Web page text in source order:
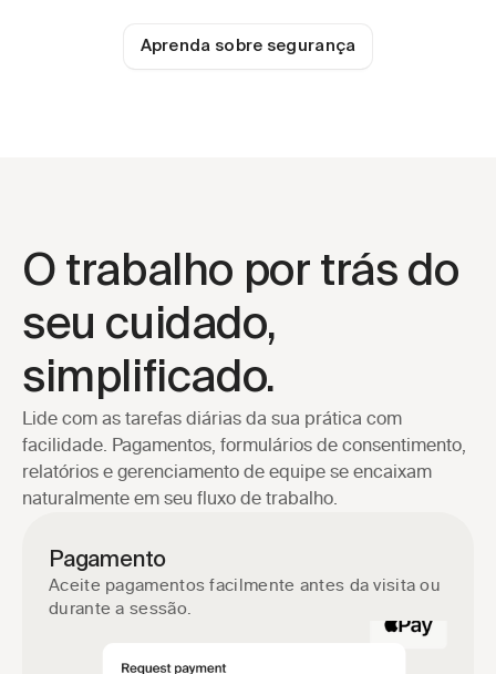
Aprenda sobre segurança
O trabalho por trás do
seu cuidado,
simplificado.
Lide com as tarefas diárias da sua prática com
facilidade. Pagamentos, formulários de consentimento,
relatórios e gerenciamento de equipe se encaixam
naturalmente em seu fluxo de trabalho.
Pagamento
Aceite pagamentos facilmente antes da visita ou
durante a sessão.